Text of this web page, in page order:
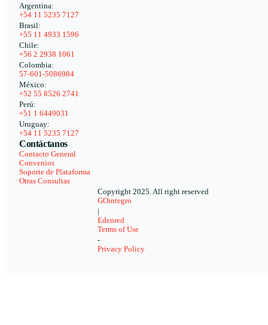
Argentina:
+54 11 5235 7127
Brasil:
+55 11 4933 1596
Chile:
+56 2 2938 1061
Colombia:
57-601-5086984
México:
+52 55 8526 2741
Perú:
+51 1 6449031
Uruguay:
+54 11 5235 7127
Contáctanos
Contacto General
Convenios
Soporte de Plataforma
Otras Consultas
Copyright 2025. All right reserved
GOintegro
|
Edenred
Terms of Use
-
Privacy Policy